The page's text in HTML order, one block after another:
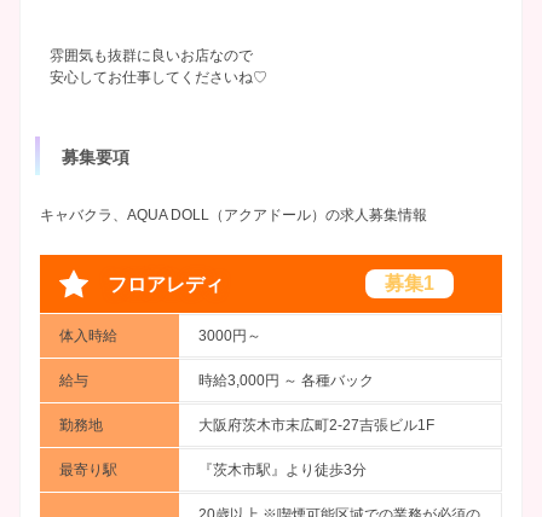
雰囲気も抜群に良いお店なので
安心してお仕事してくださいね♡
募集要項
キャバクラ、AQUA DOLL（アクアドール）の求人募集情報
フロアレディ 募集1
体入時給 3000円～
給与 時給3,000円 ～ 各種バック
勤務地 大阪府茨木市末広町2-27吉張ビル1F
最寄り駅 『茨木市駅』より徒歩3分